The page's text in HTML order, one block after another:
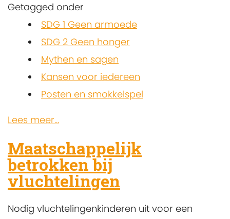
Getagged onder
SDG 1 Geen armoede
SDG 2 Geen honger
Mythen en sagen
Kansen voor iedereen
Posten en smokkelspel
Lees meer...
Maatschappelijk
betrokken bij
vluchtelingen
Nodig vluchtelingenkinderen uit voor een